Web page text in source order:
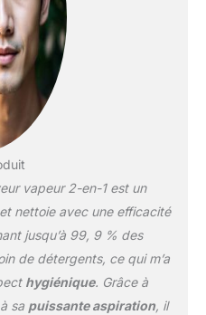
des bactéries en
utilisant
uniquement l'eau
du robinet ; pas de
produits chimiques
ni détergents
DIFFUSEUR
ESSENTIELLES :
situé sur la tête
d'aspiration ; versez
quelques gouttes
d'huiles essentielles
sur la pastille
fournie avec le
produit ; glissez la
vapeur 2-en-1 est un
nettoie avec une efficacité
jusqu’à 99, 9 % des
de détergents, ce qui m’a
hygiénique. Grâce à
sa puissante aspiration, il